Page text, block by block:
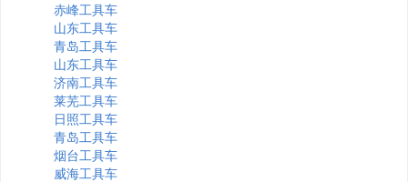
赤峰工具车
山东工具车
青岛工具车
山东工具车
济南工具车
莱芜工具车
日照工具车
青岛工具车
烟台工具车
威海工具车